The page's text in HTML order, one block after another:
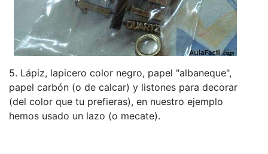
5. Lápiz, lapicero color negro, papel "albaneque",
papel carbón (o de calcar) y listones para decorar
(del color que tu prefieras), en nuestro ejemplo
hemos usado un lazo (o mecate).